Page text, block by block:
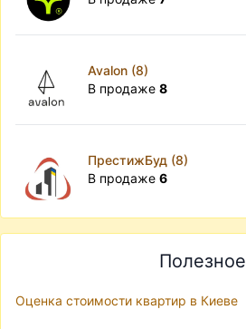
Avalon (8)
В продаже 8
ПрестижБуд (8)
В продаже 6
Полезное
Оценка стоимости квартир в Киеве